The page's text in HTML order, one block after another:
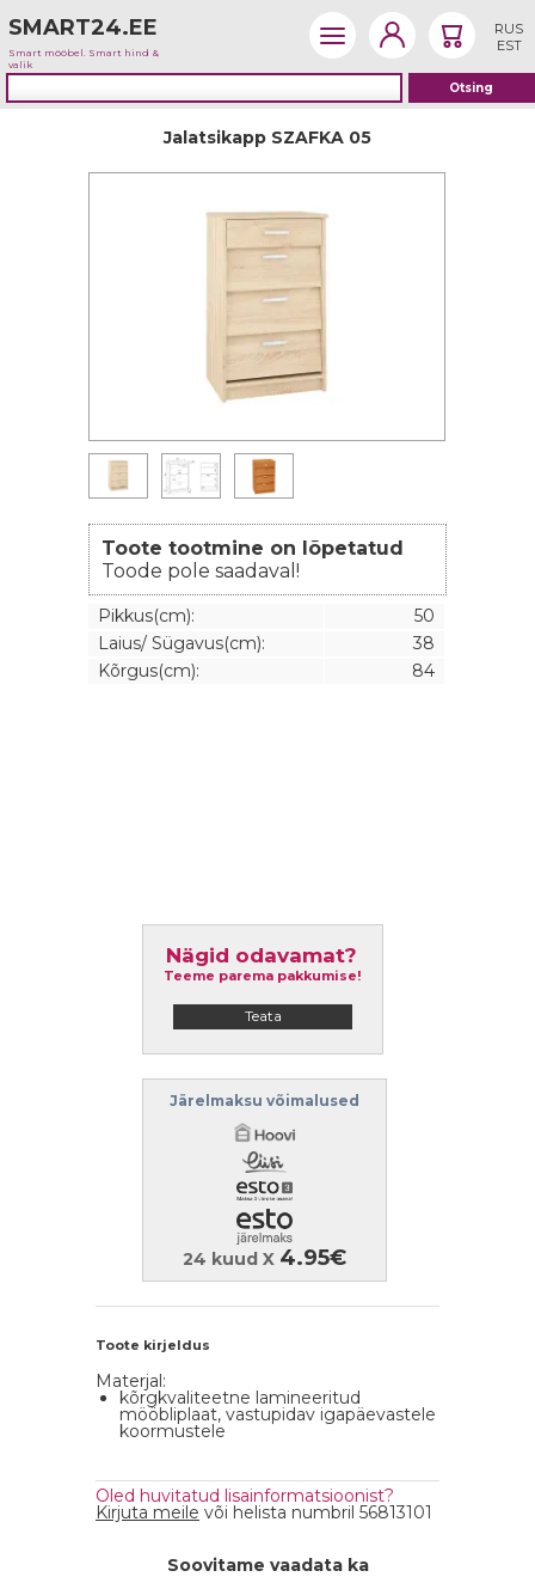
SMART24.EE
Smart mööbel. Smart hind &
valik
RUS
EST
Jalatsikapp SZAFKA 05
Toote tootmine on lõpetatud
Toode pole saadaval!
Pikkus(cm):
50
Laius/ Sügavus(cm):
38
Kõrgus(cm):
84
Nägid odavamat?
Teeme parema pakkumise!
Teata
Järelmaksu võimalused
24 kuud X 4.95€
Toote kirjeldus
Materjal:
kõrgkvaliteetne lamineeritud
mööbliplaat, vastupidav igapäevastele
koormustele
Oled huvitatud lisainformatsioonist?
Kirjuta meile või helista numbril 56813101
Soovitame vaadata ka